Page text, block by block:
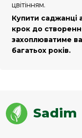
цвітінням.
Купити саджанці
крок до
захоплюватиме
багатьох років.
Sadim